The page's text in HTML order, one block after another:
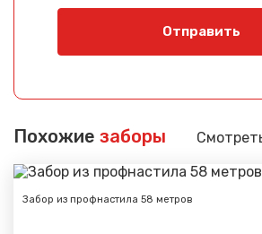
Отправить
Похожие заборы
Забор из профнастила 58 метров